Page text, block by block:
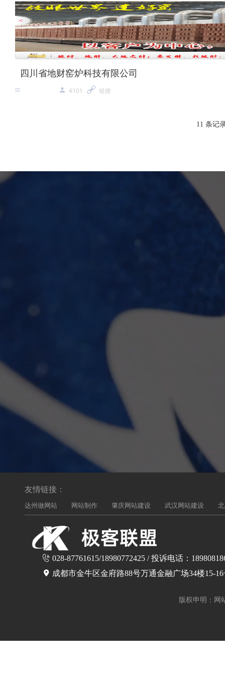
四川省地财窑炉科技有限公司
4101 链接
11 条记
友情链接：
达州做网站 网站制作 肇庆网站建设 武汉网站建设
028-87761615/18980772425 / 投诉电话：
成都市金牛区金府路88号万通金融广场34楼15-
版权申明：网